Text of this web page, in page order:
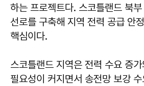
하는 프로젝트다. 스코틀랜드 북
선로를 구축해 지역 전력 공급 안
핵심이다.
스코틀랜드 지역은 전력 수요 증
필요성이 커지면서 송전망 보강